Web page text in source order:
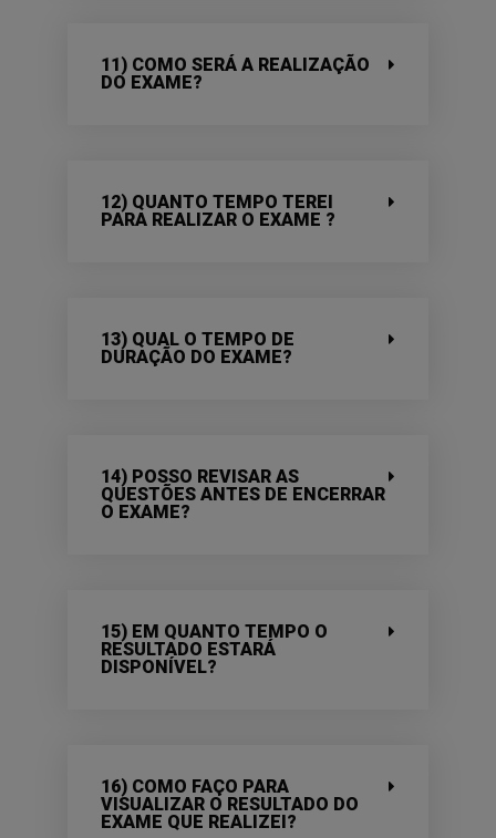
11) COMO SERÁ A REALIZAÇÃO
DO EXAME?
12) QUANTO TEMPO TEREI
PARA REALIZAR O EXAME ?
13) QUAL O TEMPO DE
DURAÇÃO DO EXAME?
14) POSSO REVISAR AS
QUESTÕES ANTES DE ENCERRAR
O EXAME?
15) EM QUANTO TEMPO O
RESULTADO ESTARÁ
DISPONÍVEL?
16) COMO FAÇO PARA
VISUALIZAR O RESULTADO DO
EXAME QUE REALIZEI?